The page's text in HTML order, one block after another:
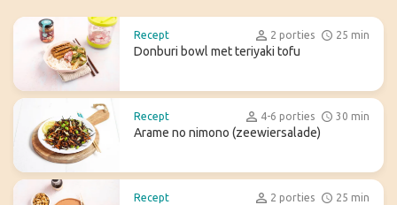
Recept 2 porties 25 min
Donburi bowl met teriyaki tofu
Recept 4-6 porties 30 min
Arame no nimono (zeewiersalade)
Recept 2 porties 25 min